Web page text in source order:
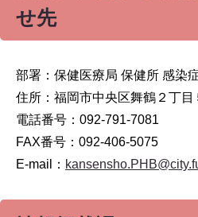
せ先
部署：保健医療局 保健所 感染
住所：福岡市中央区舞鶴２丁目
電話番号：092-791-7081
FAX番号：092-406-5075
E-mail：